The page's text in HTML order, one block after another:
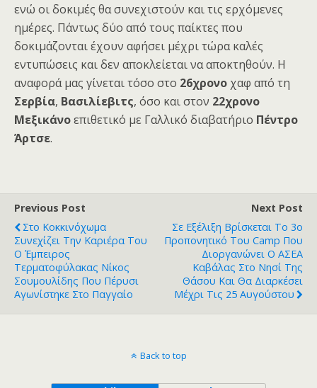
ενώ οι δοκιμές θα συνεχιστούν και τις ερχόμενες
ημέρες. Πάντως δύο από τους παίκτες που
δοκιμάζονται έχουν αφήσει μέχρι τώρα καλές
εντυπώσεις και δεν αποκλείεται να αποκτηθούν. Η
αναφορά μας γίνεται τόσο στο 26χρονο χαφ από τη
Σερβία, Βασιλίεβιτς, όσο και στον 22χρονο
Μεξικάνοεπιθετικό με Γαλλικό διαβατήριο Πέντρο
Άρτσε.
Previous Post
Στο Κοκκινόχωμα
Συνεχίζει Την Καριέρα Του
Ο Έμπειρος
Τερματοφύλακας Νίκος
Σουμουλίδης Που Πέρυσι
Αγωνίστηκε Στο Παγγαίο
Next Post
Σε Εξέλιξη Βρίσκεται Το 3ο
Προπονητικό Του Camp Που
Διοργανώνει Ο ΑΣΕΑ
Καβάλας Στο Νησί Της
Θάσου Και Θα Διαρκέσει
Μέχρι Τις 25 Αυγούστου
Back to top